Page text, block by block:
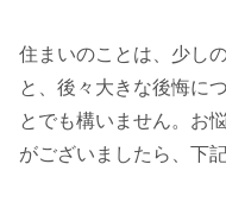
住まいのことは、少し
と、後々大きな後悔に
とでも構いません。お
がございましたら、下